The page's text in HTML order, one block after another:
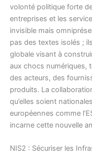
volonté politique forte
entreprises et les
invisible mais
pas des textes isolés ;
globale visant à
aux chocs numériques,
des acteurs, des
produits. La
qu’elles soient
européennes comme
incarne cette nouvelle
NIS2 : Sécuriser les